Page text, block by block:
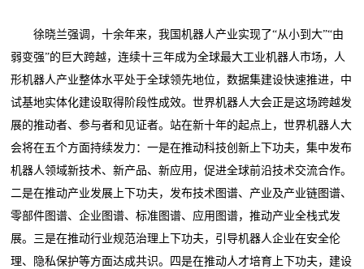
徐晓兰强调，十余年来，我国机器人产业实现了“从小到大”“由
弱变强”的巨大跨越，连续十三年成为全球最大工业机器人市场，人
形机器人产业整体水平处于全球领先地位，数据集建设快速推进，中
试基地实体化建设取得阶段性成效。世界机器人大会正是这场跨越发
展的推动者、参与者和见证者。站在新十年的起点上，世界机器人大
会将在五个方面持续发力：一是在推动科技创新上下功夫，集中发布
机器人领域新技术、新产品、新应用，促进全球前沿技术交流合作。
二是在推动产业发展上下功夫，发布技术图谱、产业及产业链图谱、
零部件图谱、企业图谱、标准图谱、应用图谱，推动产业全栈式发
展。三是在推动行业规范治理上下功夫，引导机器人企业在安全伦
理、隐私保护等方面达成共识。四是在推动人才培育上下功夫，建设